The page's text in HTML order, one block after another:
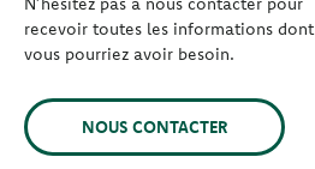
recevoir toutes les informations dont
vous pourriez avoir besoin.
NOUS CONTACTER